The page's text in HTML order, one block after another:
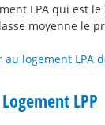
LPA qui est
moyenne le
au logement LPA
LPP